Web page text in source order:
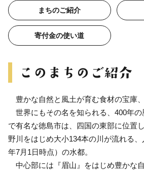
まちのご紹介
寄付金の使い道
豊かな自然と風土が育む食材の宝庫、
世界にもその名を知られる、400年の
で有名な徳島市は、四国の東部に位置
野川をはじめ大小134本の川が流れる
年7月1日時点）の水都。
中心部には『眉山』をはじめ豊かな